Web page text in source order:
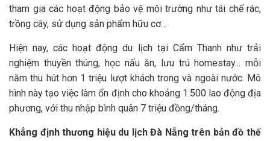
tham gia các hoạt động bảo vệ môi trường như tái chế rác,
trồng cây, sử dụng sản phẩm hữu cơ…
Hiện nay, các hoạt động du lịch tại Cẩm Thanh như trải
nghiệm thuyền thúng, học nấu ăn, lưu trú homestay... mỗi
năm thu hút hơn 1 triệu lượt khách trong và ngoài nước. Mô
hình này tạo việc làm ổn định cho khoảng 1.500 lao động địa
phương, với thu nhập bình quân 7 triệu đồng/tháng.
Khẳng định thương hiệu du lịch Đà Nẵng trên bản đồ thế